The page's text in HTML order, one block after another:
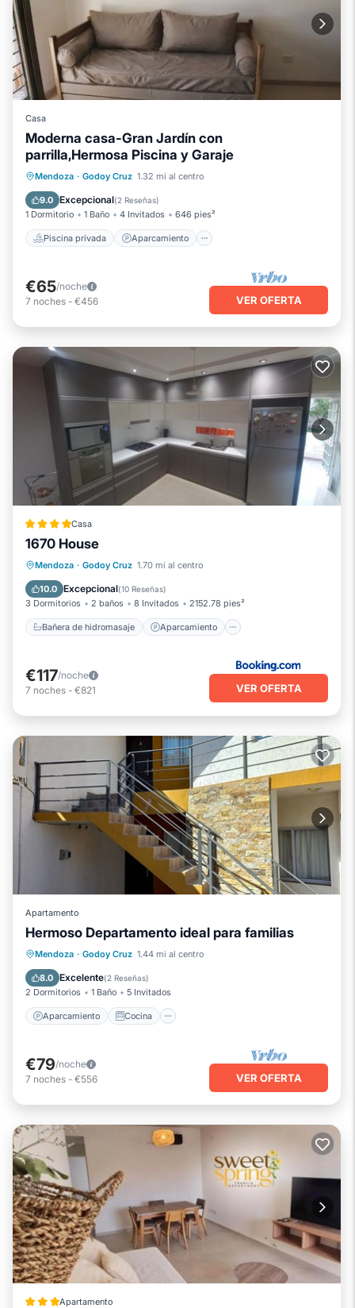
Casa
Moderna casa-Gran Jardín con
parrilla,Hermosa Piscina y Garaje
Mendoza · Godoy Cruz 1.32 mi al centro
9.0 Excepcional(2 Reseñas)
1 Dormitorio 1 Baño 4 Invitados 646 pies²
Piscina privada Aparcamiento
Piscina privada
Aparcamiento
Piscina
Balcón/Terraza
€65/noche
7 noches - €456 VER OFERTA
Casa
1670 House
Mendoza · Godoy Cruz 1.70 mi al centro
10.0 Excepcional(10 Reseñas)
3 Dormitorios 2 baños 8 Invitados 2152.78 pies²
Bañera de hidromasaje Aparcamiento
Bañera de hidromasaje
Aparcamiento
Piscina
Esquí
€117/noche
7 noches - €821 VER OFERTA
Apartamento
Hermoso Departamento ideal para familias
Mendoza · Godoy Cruz 1.44 mi al centro
8.0 Excelente(2 Reseñas)
2 Dormitorios 1 Baño 5 Invitados
Aparcamiento Cocina
Aparcamiento
Cocina
Aire acondicionado
€79/noche
7 noches - €556 VER OFERTA
Apartamento